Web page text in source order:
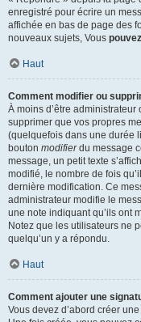
enregistré pour écrire un
affichée en bas de page des
nouveaux sujets, Vous pouvez
Haut
Comment modifier ou
À moins d’être
supprimer que vos propres
(quelquefois dans une durée
bouton modifierdu message
message, un petit texte
modifié, le nombre de fois
dernière modification. Ce
administrateur modifie le
une note indiquant qu’ils ont
Notez que les utilisateurs ne
quelqu’un y a répondu.
Haut
Comment ajouter une
Vous devez d’abord créer